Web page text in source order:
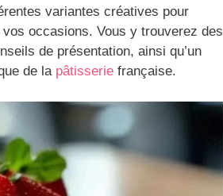
variantes créatives pour
occasions. Vous y trouverez des
de présentation, ainsi qu’un
de la pâtisserie française.